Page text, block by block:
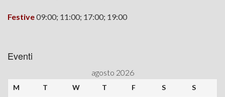
Festive09:00; 11:00; 17:00; 19:00
Eventi
agosto 2026
M T W T F S S